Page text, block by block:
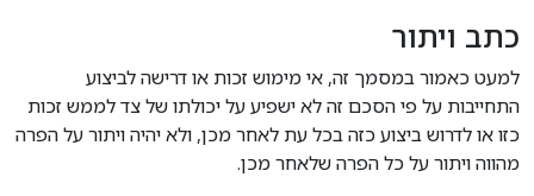
כתב ויתור
למעט כאמור במסמך זה, אי מימוש זכות או דרישה לביצוע
התחייבות על פי הסכם זה לא ישפיע על יכולתו של צד לממש זכות
כזו או לדרוש ביצוע כזה בכל עת לאחר מכן, ולא יהיה ויתור על הפרה
מהווה ויתור על כל הפרה שלאחר מכן.